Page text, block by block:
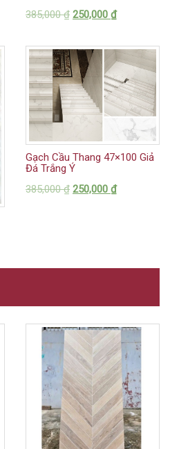
385,000₫ 250,000 ₫
Gạch Cầu Thang 47×100 Giả
Đá Trắng Ý
385,000₫ 250,000 ₫